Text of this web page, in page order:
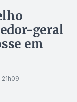
geral
em